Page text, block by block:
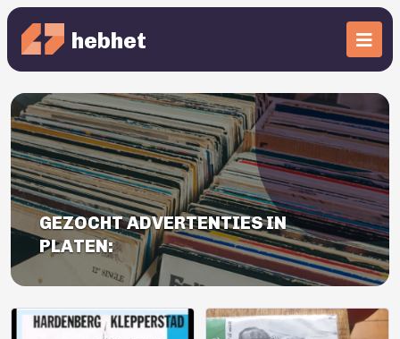
hebhet
GEZOCHT ADVERTENTIES IN
PLATEN: